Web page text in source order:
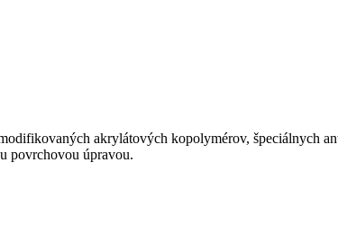
akrylátových kopolymérov, špeciálnych
povrchovou úpravou.